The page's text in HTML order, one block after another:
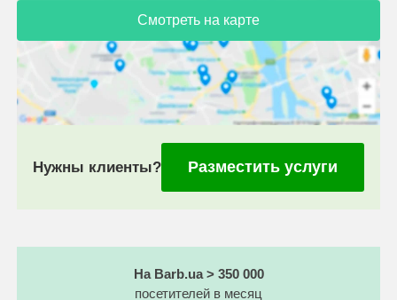
Смотреть на карте
Нужны клиенты? Разместить услуги
На Barb.ua > 350 000
посетителей в месяц